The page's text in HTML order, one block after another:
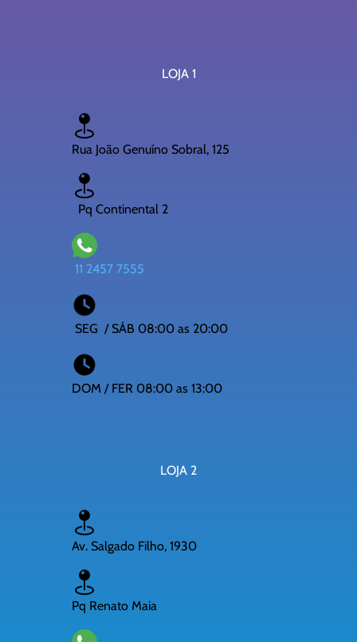
LOJA 1
Rua João Genuíno Sobral, 125
Pq Continental 2
11 2457 7555
SEG / SÁB 08:00 as 20:00
DOM / FER 08:00 as 13:00
LOJA 2
Av. Salgado Filho, 1930
Pq Renato Maia